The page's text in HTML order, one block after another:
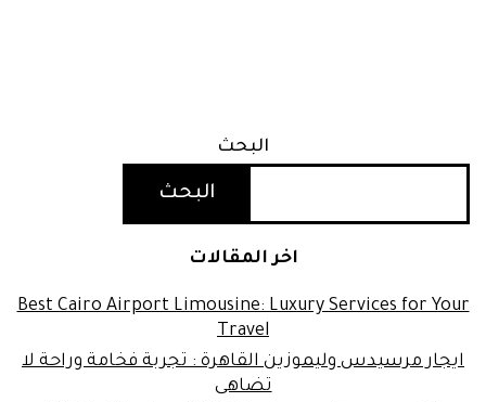
البحث
البحث
اخر المقالات
Best Cairo Airport Limousine: Luxury Services for Your
Travel
ايجار مرسيدس وليموزين القاهرة : تجربة فخامة وراحة لا
تضاهى